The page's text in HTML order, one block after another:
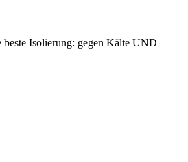
Isolierung: gegen Kälte UND